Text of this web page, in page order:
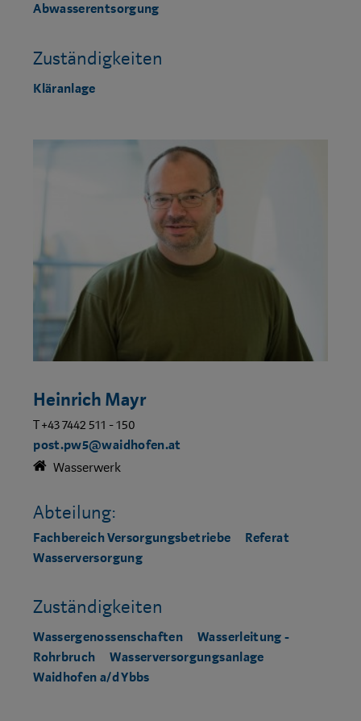
Abwasserentsorgung
Zuständigkeiten
Kläranlage
Heinrich Mayr
T +43 7442 511 - 150
post.pw5@waidhofen.at
Wasserwerk
Abteilung:
Fachbereich Versorgungsbetriebe
Referat
Wasserversorgung
Zuständigkeiten
Wassergenossenschaften
Wasserleitung -
Rohrbruch
Wasserversorgungsanlage
Waidhofen a/d Ybbs